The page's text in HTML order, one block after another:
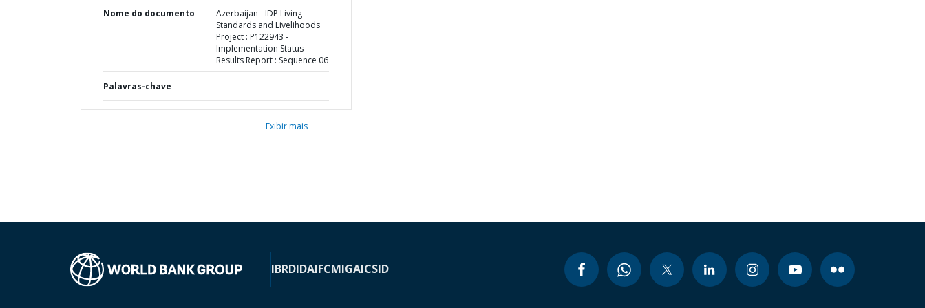
Nome do documento
Azerbaijan - IDP Living
Standards and Livelihoods
Project : P122943 -
Implementation Status
Results Report : Sequence 06
Palavras-chave
Exibir mais
IBRDIDAIFCMIGAICSID